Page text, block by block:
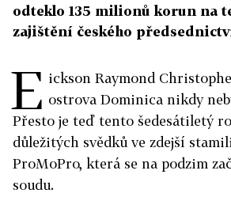
odteklo 135 milionů korun na
zajištění českého
E ickson Raymond
ostrova Dominica nikdy
Přesto je teď tento šedesátiletý
důležitých svědků ve zdejší
ProMoPro, která se na podzim
soudu.